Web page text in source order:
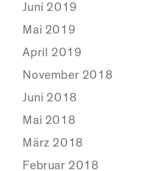
Juni 2019
Mai 2019
April 2019
November 2018
Juni 2018
Mai 2018
März 2018
Februar 2018